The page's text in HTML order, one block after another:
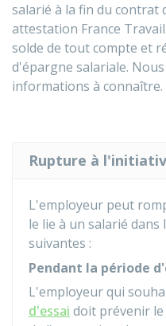
salarié à la fin du contrat
attestation France
solde de tout compte et
d'épargne salariale.
informations à connaître.
Rupture à
L'employeur peut
le lie à un salarié
suivantes :
Pendant la période
L'employeur qui
d'essai doit prévenir